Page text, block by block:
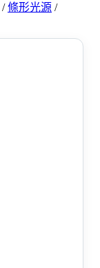
/條形光源 /